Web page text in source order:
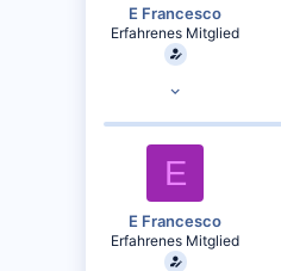
E Francesco
Erfahrenes Mitglied
E
E Francesco
Erfahrenes Mitglied